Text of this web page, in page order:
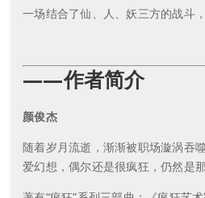
一场结合了仙、人、妖三方的战斗
——作者简介
颜俊杰
随着岁月流逝，渐渐被职场漩涡吞
爱幻想，偶尔还是很疯狂，仍然是那